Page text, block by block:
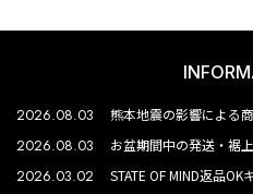
2026.08.03 熊本地震の影響による
2026.08.03 お盆期間中の発送・裾
2026.03.02 STATE OF MIND返品